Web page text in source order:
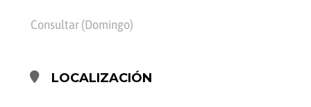
Consultar (Domingo)
LOCALIZACIÓN